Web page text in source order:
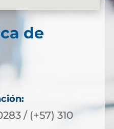
de
/ (+57) 310